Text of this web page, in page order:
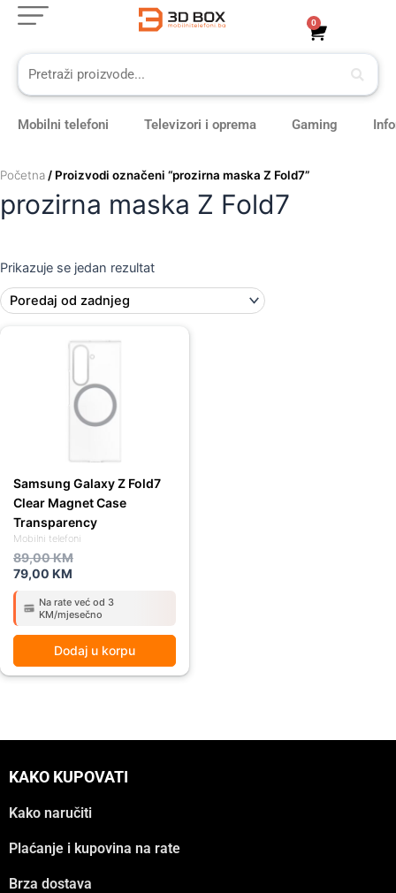
Skip
content
0
Cart
Mobilni telefoni Televizori i oprema Gaming
Početna / Proizvodi označeni “prozirna maska Z Fold7”
prozirna maska Z Fold7
Prikazuje se jedan rezultat
Mobilni telefoni
Samsung Galaxy Z Fold7
Clear Magnet Case
Transparency
89,00KM
89,00 KM.
79,00 KM
79,00 KM.
Na rate već od 3
KM/mjesečno
Dodaj u korpu
KAKO KUPOVATI
Kako naručiti
Plaćanje i kupovina na rate
Brza dostava